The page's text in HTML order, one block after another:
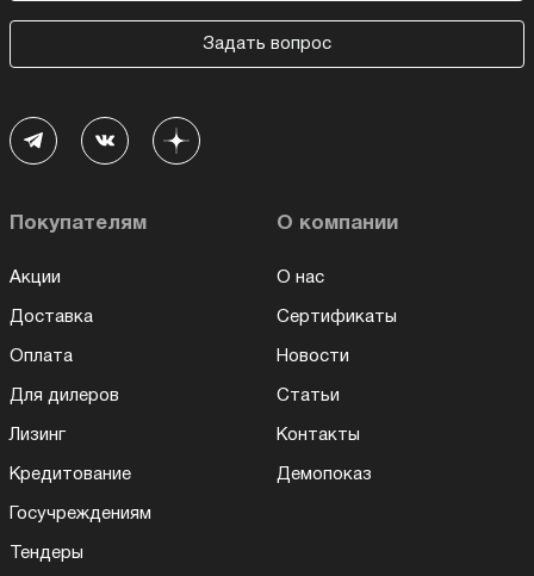
Задать вопрос
Покупателям
Акции
Доставка
Оплата
Для дилеров
Лизинг
Кредитование
Госучреждениям
Тендеры
О компании
О нас
Сертификаты
Новости
Статьи
Контакты
Демопоказ